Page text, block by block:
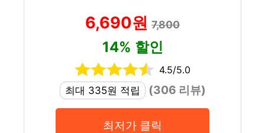
6,690원 7,800
14% 할인
4.5/5.0
최대 335원 적립
(306 리뷰)
최저가 클릭